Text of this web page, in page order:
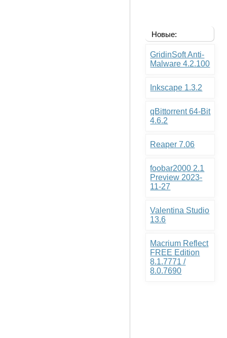
Новые:
GridinSoft Anti-
Malware 4.2.100
Inkscape 1.3.2
qBittorrent 64-Bit
4.6.2
Reaper 7.06
foobar2000 2.1
Preview 2023-
11-27
Valentina Studio
13.6
Macrium Reflect
FREE Edition
8.1.7771 /
8.0.7690